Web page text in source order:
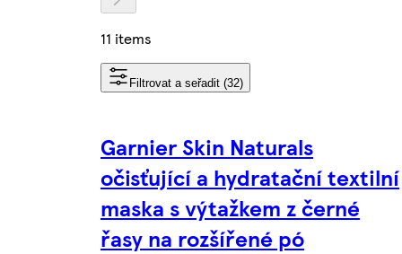
11 items
Filtrovat a seřadit (32)
Garnier Skin Naturals
očisťující a hydratační textilní
maska s výtažkem z černé
řasy na rozšířené pó